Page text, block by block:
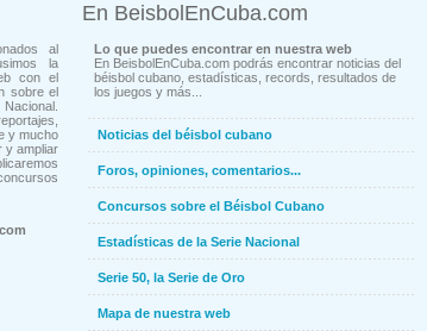
al
la
con el
sobre el
y mucho
y ampliar
En BeisbolEnCuba.com
Lo que puedes encontrar en nuestra web
En BeisbolEnCuba.com podrás encontrar noticias del
béisbol cubano, estadísticas, records, resultados de
los juegos y más...
Noticias del béisbol cubano
Foros, opiniones, comentarios...
Concursos sobre el Béisbol Cubano
Estadísticas de la Serie Nacional
Serie 50, la Serie de Oro
Mapa de nuestra web